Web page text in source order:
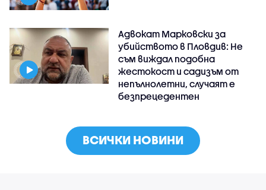
Адвокат Марковски за
убийството в Пловдив: Не
съм виждал подобна
жестокост и садизъм от
непълнолетни, случаят е
безпрецедентен
ВСИЧКИ НОВИНИ